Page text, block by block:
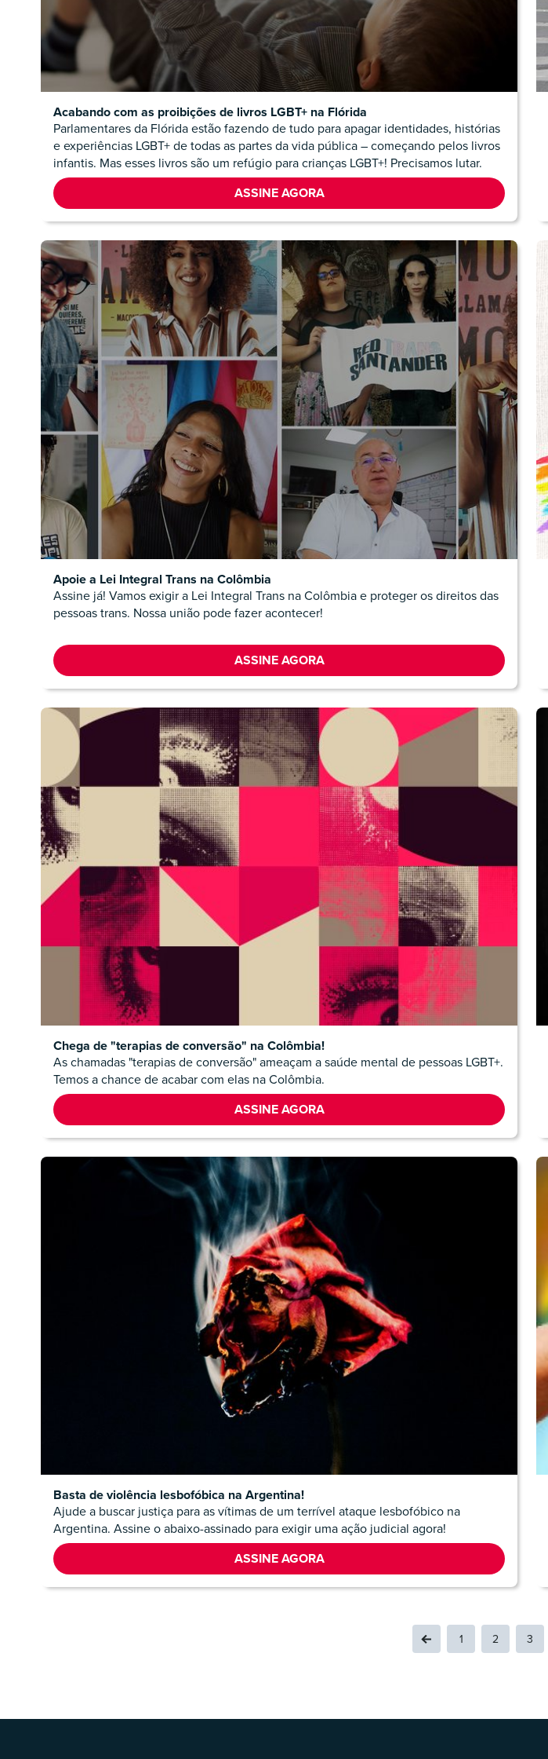
Acabando com as proibições de livros LGBT+ na Flórida
Parlamentares da Flórida estão fazendo de tudo para apagar identidades, histórias
e experiências LGBT+ de todas as partes da vida pública – começando pelos livros
infantis. Mas esses livros são um refúgio para crianças LGBT+! Precisamos lutar.
ASSINE AGORA
Apoie a Lei Integral Trans na Colômbia
Assine já! Vamos exigir a Lei Integral Trans na Colômbia e proteger os direitos das
pessoas trans. Nossa união pode fazer acontecer!
ASSINE AGORA
Chega de "terapias de conversão" na Colômbia!
As chamadas "terapias de conversão" ameaçam a saúde mental de pessoas LGBT+.
Temos a chance de acabar com elas na Colômbia.
ASSINE AGORA
Basta de violência lesbofóbica na Argentina!
Ajude a buscar justiça para as vítimas de um terrível ataque lesbofóbico na
Argentina. Assine o abaixo-assinado para exigir uma ação judicial agora!
ASSINE AGORA
BACK 1 2 3